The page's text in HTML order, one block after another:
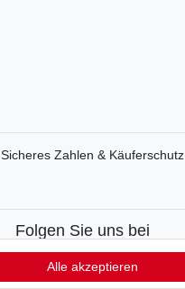
Sicheres Zahlen & Käuferschutz
Folgen Sie uns bei
Facebook
InstagramAlle akzeptieren